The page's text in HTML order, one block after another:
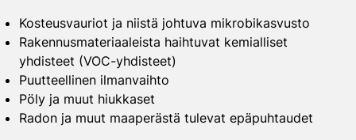
Kosteusvauriot ja niistä johtuva mikrobikasvusto
Rakennusmateriaaleista haihtuvat kemialliset
yhdisteet (VOC-yhdisteet)
Puutteellinen ilmanvaihto
Pöly ja muut hiukkaset
Radon ja muut maaperästä tulevat epäpuhtaudet